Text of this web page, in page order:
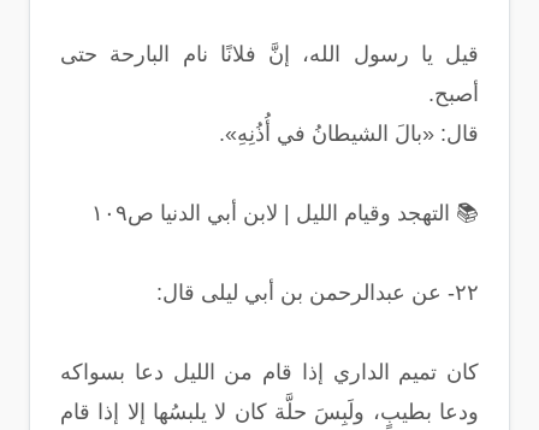
قيل يا رسول الله، إنَّ فلانًا نام البارحة حتى
أصبح.
قال: «بالَ الشيطانُ في أُذُنِهِ».
📚 التهجد وقيام الليل | لابن أبي الدنيا ص١٠٩
٢٢- عن عبدالرحمن بن أبي ليلى قال:
كان تميم الداري إذا قام من الليل دعا بسواكه
ودعا بطيبٍ، ولَبِسَ حلَّة كان لا يلبسُها إلا إذا قام